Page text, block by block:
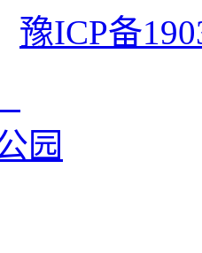
豫ICP备
园